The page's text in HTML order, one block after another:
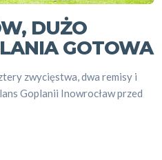
DUŻO
GOTOWA
zwycięstwa, dwa remisy i
Goplanii Inowrocław przed